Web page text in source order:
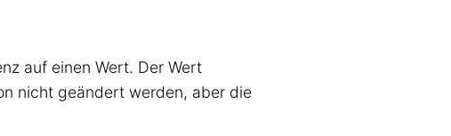
auf einen Wert. Der Wert
nicht geändert werden, aber die